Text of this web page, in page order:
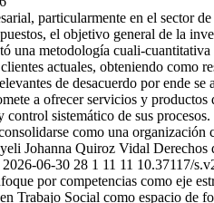
particularmente en el sector
el objetivo general de la
una metodología cuali-
actuales, obteniendo como
de desacuerdo por ende se
a ofrecer servicios y productos
sistemático de sus
como una organización
Johanna Quiroz Vidal Derechos
2026-06-30 28 1 11 11 10.37117/
por competencias como eje
Trabajo Social como espacio de